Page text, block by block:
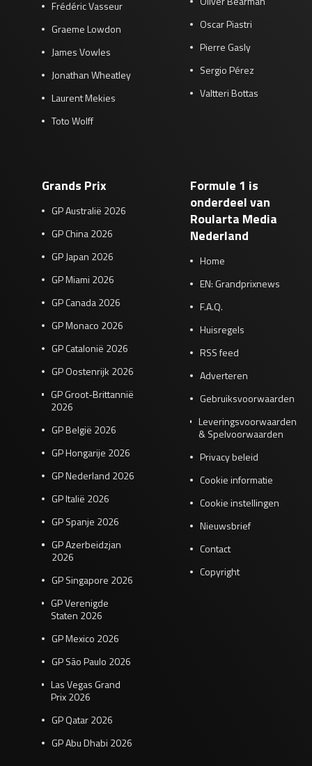
Frédéric Vasseur
Graeme Lowdon
James Vowles
Jonathan Wheatley
Laurent Mekies
Toto Wolff
Oscar Piastri
Pierre Gasly
Sergio Pérez
Valtteri Bottas
Grands Prix
GP Australië 2026
GP China 2026
GP Japan 2026
GP Miami 2026
GP Canada 2026
GP Monaco 2026
GP Catalonië 2026
GP Oostenrijk 2026
GP Groot-Brittannië
2026
GP België 2026
GP Hongarije 2026
GP Nederland 2026
GP Italië 2026
GP Spanje 2026
GP Azerbeidzjan
2026
GP Singapore 2026
GP Verenigde
Staten 2026
GP Mexico 2026
GP São Paulo 2026
Las Vegas Grand
Prix 2026
GP Qatar 2026
GP Abu Dhabi 2026
Formule 1 is
onderdeel van
Roularta Media
Nederland
Home
EN: Grandprixnews
F.A.Q.
Huisregels
RSS feed
Adverteren
Gebruiksvoorwaarden
Leveringsvoorwaarden
& Spelvoorwaarden
Privacy beleid
Cookie informatie
Cookie instellingen
Nieuwsbrief
Contact
Copyright